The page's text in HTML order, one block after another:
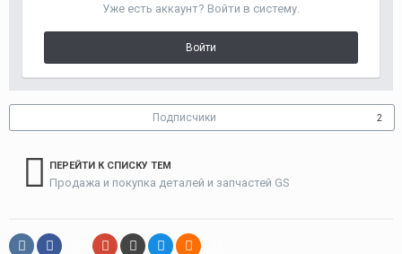
Уже есть аккаунт? Войти в систему.
Войти
Подписчики 2
ПЕРЕЙТИ К СПИСКУ ТЕМ
Продажа и покупка деталей и запчастей GS